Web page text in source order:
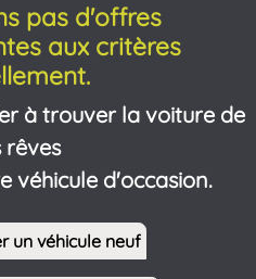
pas d'offres
aux critères
à trouver la voiture de
rêves
véhicule d'occasion.
un véhicule neuf